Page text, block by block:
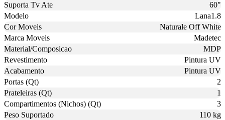
Suporta Tv Ate
60"
Modelo
Lana1.8
Cor Moveis
Naturale Off White
Marca Moveis
Madetec
Material/Composicao
MDP
Revestimento
Pintura UV
Acabamento
Pintura UV
Portas (Qt)
2
Prateleiras (Qt)
1
Compartimentos (Nichos) (Qt)
3
Peso Suportado
110 kg